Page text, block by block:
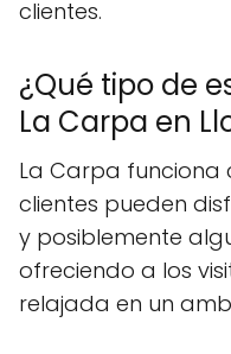
clientes.
¿Qué tipo de
La Carpa en
La Carpa funciona
clientes pueden
y posiblemente
ofreciendo a los
relajada en un